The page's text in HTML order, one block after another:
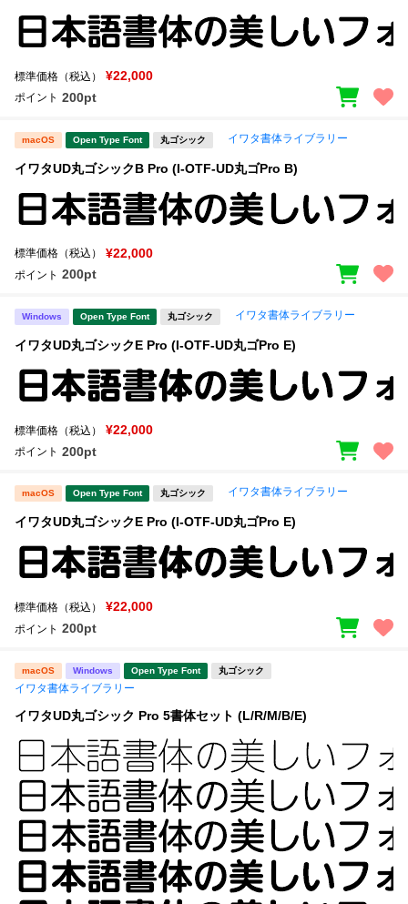
標準価格（税込） ¥22,000
ポイント 200pt
macOS Open Type Font 丸ゴシック イワタ書体ライブラリー
イワタUD丸ゴシックB Pro (I-OTF-UD丸ゴPro B)
標準価格（税込） ¥22,000
ポイント 200pt
Windows Open Type Font 丸ゴシック イワタ書体ライブラリー
イワタUD丸ゴシックE Pro (I-OTF-UD丸ゴPro E)
標準価格（税込） ¥22,000
ポイント 200pt
macOS Open Type Font 丸ゴシック イワタ書体ライブラリー
イワタUD丸ゴシックE Pro (I-OTF-UD丸ゴPro E)
標準価格（税込） ¥22,000
ポイント 200pt
macOS Windows Open Type Font 丸ゴシック
イワタ書体ライブラリー
イワタUD丸ゴシック Pro 5書体セット (L/R/M/B/E)